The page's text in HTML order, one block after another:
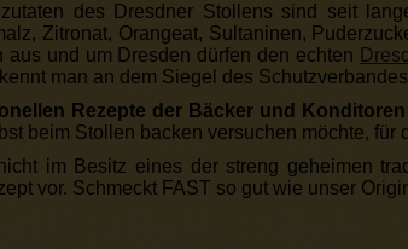
des Dresdner Stollens sind seit
Zitronat, Orangeat, Sultaninen,
aus und um Dresden dürfen den echten
man an dem Siegel des
Rezepte der Bäcker und
beim Stollen backen versuchen möchte, für
im Besitz eines der streng geheimen
vor. Schmeckt FAST so gut wie unser